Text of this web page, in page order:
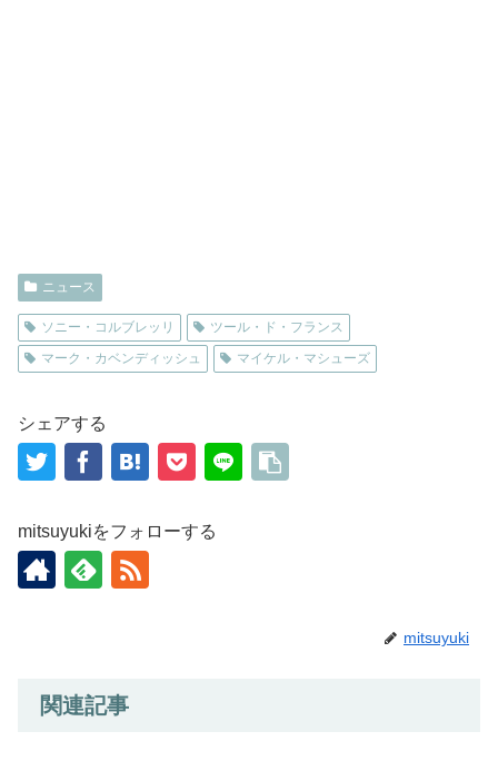
ニュース
ソニー・コルブレッリ
ツール・ド・フランス
マーク・カベンディッシュ
マイケル・マシューズ
シェアする
mitsuyukiをフォローする
mitsuyuki
関連記事